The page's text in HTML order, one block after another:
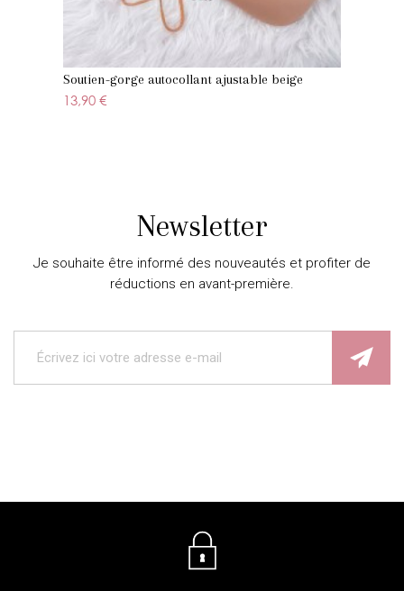
Soutien-gorge autocollant ajustable beige
13,90 €
Newsletter
Je souhaite être informé des nouveautés et profiter de
réductions en avant-première.